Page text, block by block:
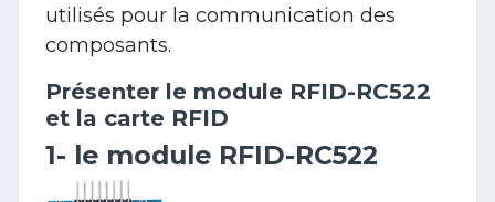
utilisés pour la communication des
composants.
Présenter le module RFID-RC522
et la carte RFID
1- le module RFID-RC522